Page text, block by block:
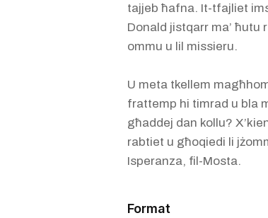
tajjeb ħafna. It-tfajliet
Donald jistqarr ma’
ommu u lil missieru.
U meta tkellem
frattemp hi timrad u bla
għaddej dan kollu?
rabtiet u għoqiedi li
Isperanza, fil-Mosta.
Format